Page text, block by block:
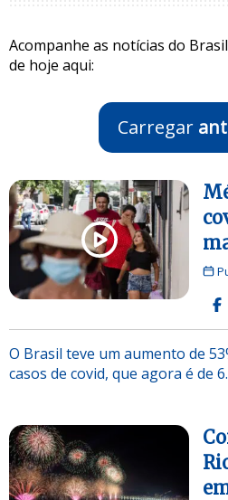
Acompanhe as notícias do
de hoje aqui:
Carregar
O Brasil teve um aumento de
casos de covid, que agora é de